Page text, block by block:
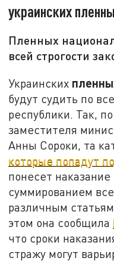
украинских
Пленных
всей строгости
Украинских
будут судить по
республики. Так,
заместителя
Анны Сороки, та
которые попадут
понесет
суммированием
различным
этом она сообщила
что сроки
стражу могут